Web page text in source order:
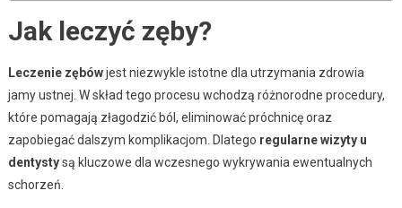
Jak leczyć zęby?
Leczenie zębówjest niezwykle istotne dla utrzymania zdrowia
jamy ustnej. W skład tego procesu wchodzą różnorodne procedury,
które pomagają złagodzić ból, eliminować próchnicę oraz
zapobiegać dalszym komplikacjom. Dlatego regularne wizyty u
dentystysą kluczowe dla wczesnego wykrywania ewentualnych
schorzeń.